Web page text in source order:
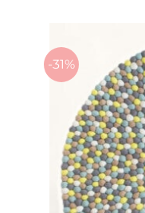
-31%